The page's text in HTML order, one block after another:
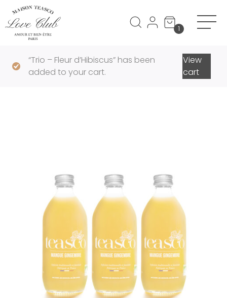
1
View
cart
“Trio – Fleur d’Hibiscus” has been
added to your cart.
Panneau de gestion des cookies